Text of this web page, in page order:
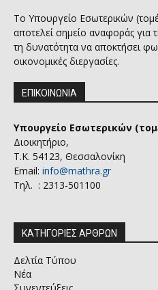
Το Υπουργείο Εσωτερικών
αποτελεί σημείο αναφοράς για
τη δυνατότητα να αποκτήσει
οικονομικές διεργασίες.
ΕΠΙΚΟΙΝΩΝΙΑ
Υπουργείο Εσωτερικών
Διοικητήριο,
Τ.Κ. 54123, Θεσσαλονίκη
Email: info@mathra.gr
Τηλ. : 2313-501100
ΚΑΤΗΓΟΡΙΕΣ ΑΡΘΡΩΝ
Δελτία Τύπου
Νέα